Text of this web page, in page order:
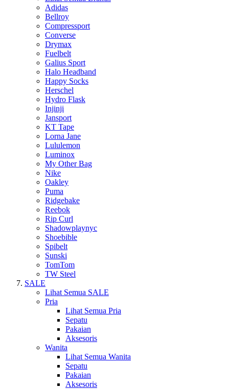
Adidas
Bellroy
Compressport
Converse
Drymax
Fuelbelt
Galius Sport
Halo Headband
Happy Socks
Herschel
Hydro Flask
Injinji
Jansport
KT Tape
Lorna Jane
Lululemon
Luminox
My Other Bag
Nike
Oakley
Puma
Ridgebake
Reebok
Rip Curl
Shadowplaynyc
Shoebible
Spibelt
Sunski
TomTom
TW Steel
SALE
Lihat Semua SALE
Pria
Lihat Semua Pria
Sepatu
Pakaian
Aksesoris
Wanita
Lihat Semua Wanita
Sepatu
Pakaian
Aksesoris